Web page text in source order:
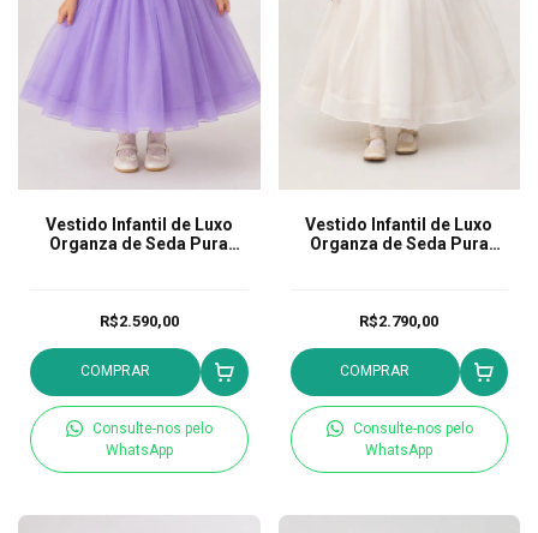
Vestido Infantil de Luxo
Organza de Seda Pura
R$2.590,00
COMPRAR
Consulte-nos pelo
WhatsApp
Vestido Infantil de Luxo
Organza de Seda Pura
R$2.790,00
COMPRAR
Consulte-nos pelo
WhatsApp